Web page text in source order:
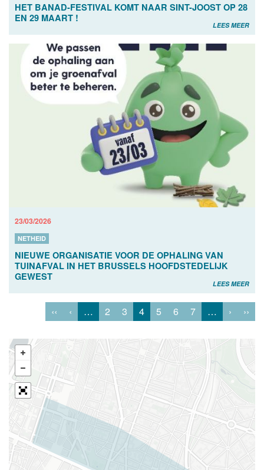
HET BANAD-FESTIVAL KOMT NAAR SINT-JOOST OP 28
EN 29 MAART !
LEES MEER
23/03/2026
NETHEID
NIEUWE ORGANISATIE VOOR DE OPHALING VAN
TUINAFVAL IN HET BRUSSELS HOOFDSTEDELIJK
GEWEST
LEES MEER
‹‹ ‹ … 2 3 4 5 6 7 … › ››